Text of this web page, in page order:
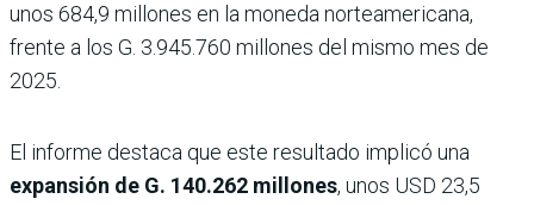
unos 684,9 millones en la moneda norteamericana,
frente a los G. 3.945.760 millones del mismo mes de
2025.
El informe destaca que este resultado implicó una
expansión de G. 140.262 millones, unos USD 23,5